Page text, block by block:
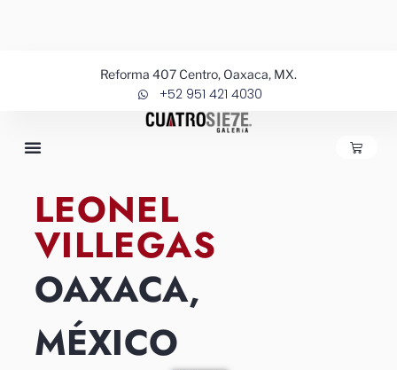
Reforma 407 Centro, Oaxaca, MX.
+52 951 421 4030
LEONEL
VILLEGAS
OAXACA,
MÉXICO